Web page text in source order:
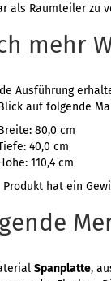
als Raumteiler zu
mehr
Ausführung
auf folgende
80,0 cm
40,0 cm
110,4 cm
Produkt hat ein
Spanplatte,